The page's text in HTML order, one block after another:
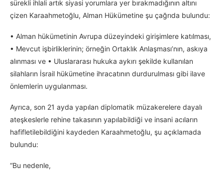
sürekli ihlali artık siyasi yorumlara yer bırakmadığının altını
çizen Karaahmetoğlu, Alman Hükümetine şu çağrıda bulundu:
• Alman hükümetinin Avrupa düzeyindeki girişimlere katılması,
• Mevcut işbirliklerinin; örneğin Ortaklık Anlaşması’nın, askıya
alınması ve • Uluslararası hukuka aykırı şekilde kullanılan
silahların İsrail hükümetine ihracatının durdurulması gibi ilave
önlemlerin uygulanması.
Ayrıca, son 21 ayda yapılan diplomatik müzakerelere dayalı
ateşkeslerle rehine takasının yapılabildiği ve insani acıların
hafifletilebildiğini kaydeden Karaahmetoğlu, şu açıklamada
bulundu:
“Bu nedenle,